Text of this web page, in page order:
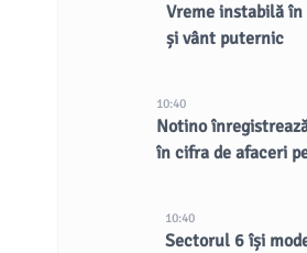
Vreme instabilă
și vânt puternic
10:40
Notino
în cifra de afaceri
10:40
Sectorul 6 își